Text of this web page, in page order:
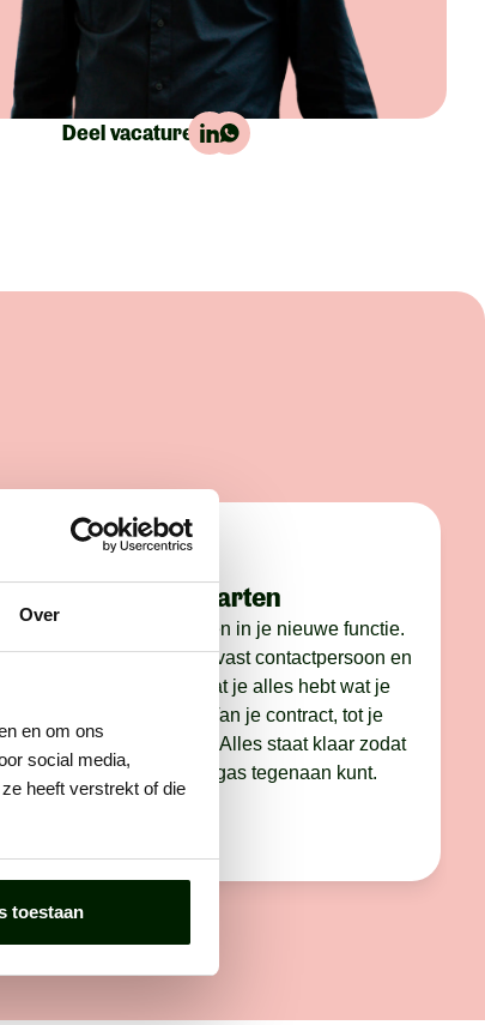
Over
en om ons
social media,
heeft verstrekt of die
toestaan
Deel vacature:
Stap 4: starten
Jij gaat starten in je nieuwe functie.
Je krijgt een vast contactpersoon en
we zorgen dat je alles hebt wat je
nodig hebt. Van je contract, tot je
werkkleding. Alles staat klaar zodat
je er met vol gas tegenaan kunt.